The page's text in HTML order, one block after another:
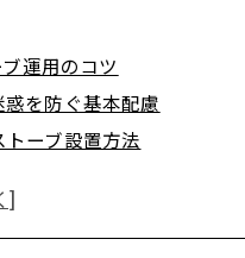
運用のコツ
を防ぐ基本配慮
ーブ設置方法
気と稼働音対策